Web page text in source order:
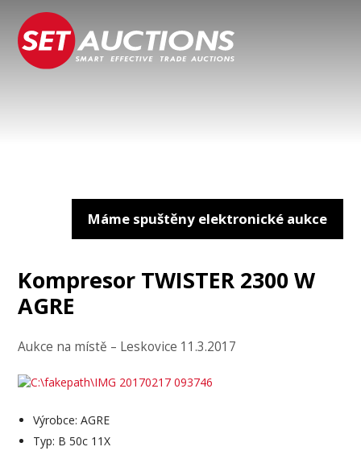
Máme spuštěny elektronické aukce
Kompresor TWISTER 2300 W
AGRE
Aukce na místě – Leskovice 11.3.2017
Výrobce: AGRE
Typ: B 50c 11X